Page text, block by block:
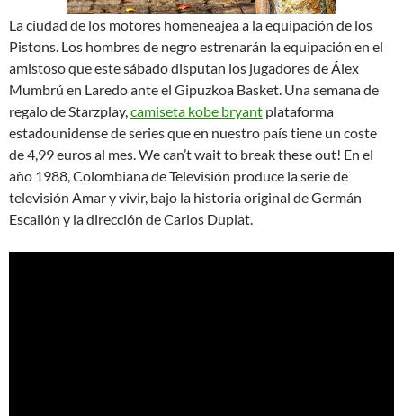
La ciudad de los motores homeneajea a la equipación de los
Pistons. Los hombres de negro estrenarán la equipación en el
amistoso que este sábado disputan los jugadores de Álex
Mumbrú en Laredo ante el Gipuzkoa Basket. Una semana de
regalo de Starzplay,camiseta kobe bryant plataforma
estadounidense de series que en nuestro país tiene un coste
de 4,99 euros al mes. We can’t wait to break these out! En el
año 1988, Colombiana de Televisión produce la serie de
televisión Amar y vivir, bajo la historia original de Germán
Escallón y la dirección de Carlos Duplat.